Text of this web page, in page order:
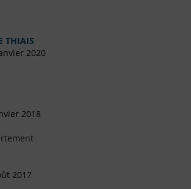
THIAIS
2020
2018
2017